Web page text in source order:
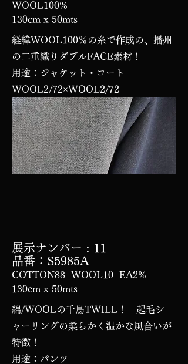
WOOL100%
130cm x 50mts
経緯WOOL100％の糸で作成の、播州
の二重織りダブルFACE素材！
用途：ジャケット・コート
WOOL2/72×WOOL2/72
展示ナンバー : 11
品番：S5985A
COTTON88 WOOL10 EA2%
130cm x 50mts
綿/WOOLの千鳥TWILL！ 起毛シ
ャーリングの柔らかく温かな風合いが
特徴！
用途：パンツ